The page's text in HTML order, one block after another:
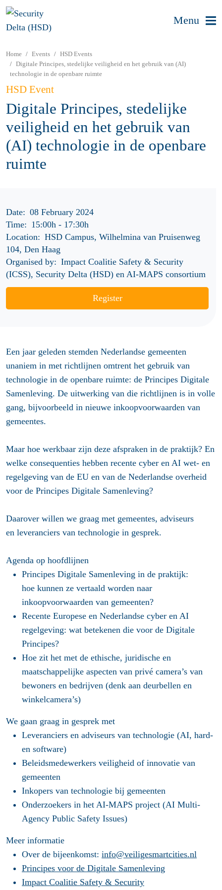
Menu
Home Events
HSD Events
Digitale Principes, stedelijke veiligheid en het gebruik van (AI)
technologie in de openbare ruimte
HSD Event
Digitale Principes, stedelijke
veiligheid en het gebruik van
(AI) technologie in de openbare
ruimte
Date: 08 February 2024
Time: 15:00h- 17:30h
Location: HSD Campus, Wilhelmina van Pruisenweg
104, Den Haag
Organised by: Impact Coalitie Safety & Security
(ICSS), Security Delta (HSD) en AI-MAPS consortium
Register
Een jaar geleden stemden Nederlandse gemeenten
unaniem in met richtlijnen omtrent het gebruik van
technologie in de openbare ruimte: de Principes Digitale
Samenleving. De uitwerking van die richtlijnen is in volle
gang, bijvoorbeeld in nieuwe inkoopvoorwaarden van
gemeentes.
Maar hoe werkbaar zijn deze afspraken in de praktijk? En
welke consequenties hebben recente cyber en AI wet- en
regelgeving van de EU en van de Nederlandse overheid
voor de Principes Digitale Samenleving?
Daarover willen we graag met gemeentes, adviseurs
en leveranciers van technologie in gesprek.
Agenda op hoofdlijnen
Principes Digitale Samenleving in de praktijk:
hoe kunnen ze vertaald worden naar
inkoopvoorwaarden van gemeenten?
Recente Europese en Nederlandse cyber en AI
regelgeving: wat betekenen die voor de Digitale
Principes?
Hoe zit het met de ethische, juridische en
maatschappelijke aspecten van privé camera’s van
bewoners en bedrijven (denk aan deurbellen en
winkelcamera’s)
We gaan graag in gesprek met
Leveranciers en adviseurs van technologie (AI, hard-
en software)
Beleidsmedewerkers veiligheid of innovatie van
gemeenten
Inkopers van technologie bij gemeenten
Onderzoekers in het AI-MAPS project (AI Multi‐
Agency Public Safety Issues)
Meer informatie
Over de bijeenkomst: info@veiligesmartcities.nl
Principes voor de Digitale Samenleving
Impact Coalitie Safety & Security